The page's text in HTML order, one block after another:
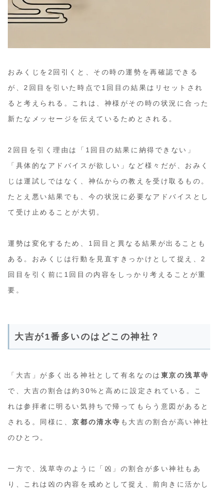
おみくじを2回引くと、その時の運勢を再確認できる
が、2回目を引いた時点で1回目の結果はリセットされ
ると考えられる。これは、神様がその時の状況に合った
新たなメッセージを伝えているためとされる。
2回目を引く理由は「1回目の結果に納得できない」
「具体的なアドバイスが欲しい」など様々だが、おみく
じは運試しではなく、神仏からの教えを受け取るもの。
たとえ悪い結果でも、今の状況に必要なアドバイスとし
て受け止めることが大切。
運勢は変化するため、1回目と異なる結果が出ることも
ある。おみくじは行動を見直すきっかけとして捉え、2
回目を引く前に1回目の内容をしっかり考えることが重
要。
大吉が1番多いのはどこの神社？
「大吉」が多く出る神社として有名なのは 東京の浅草寺
で、大吉の割合は約30%と高めに設定されている。こ
れは参拝者に明るい気持ちで帰ってもらう意図があると
される。同様に、京都の清水寺 も大吉の割合が高い神社
のひとつ。
一方で、浅草寺のように「凶」の割合が多い神社もあ
り、これは凶の内容を戒めとして捉え、前向きに活かし